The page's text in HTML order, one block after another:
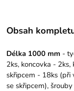
Obsah
Délka 1000 mm -
2ks, koncovka - 2ks,
skřipcem - 18ks (při
se skřipcem),